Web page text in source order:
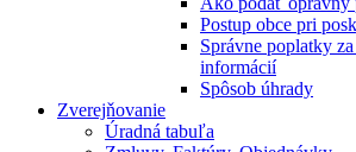
Postup obce pri
Správne poplatky
informácií
Spôsob úhrady
Zverejňovanie
Úradná tabuľa